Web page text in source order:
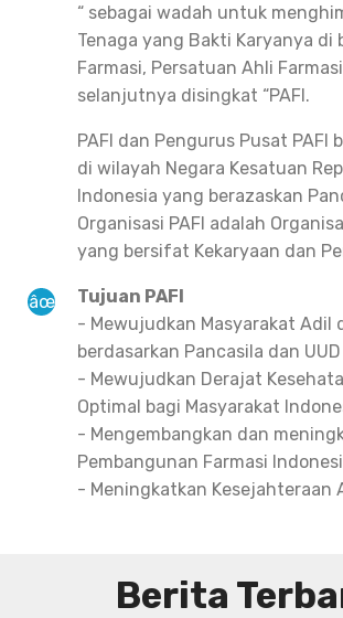
“ sebagai wadah untuk
Tenaga yang Bakti Karyanya di
Farmasi, Persatuan Ahli
selanjutnya disingkat “PAFI.
PAFI dan Pengurus Pusat PAFI
di wilayah Negara Kesatuan
Indonesia yang berazaskan
Organisasi PAFI adalah
yang bersifat Kekaryaan dan
Tujuan PAFI
- Mewujudkan Masyarakat Adil
berdasarkan Pancasila dan
- Mewujudkan Derajat
Optimal bagi Masyarakat
- Mengembangkan dan
Pembangunan Farmasi
- Meningkatkan Kesejahteraan
Berita